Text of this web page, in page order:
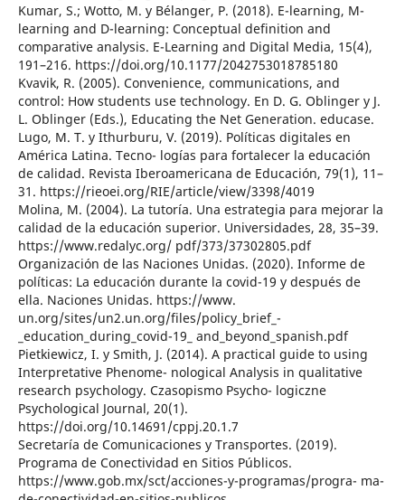
Kumar, S.; Wotto, M. y Bélanger, P. (2018). E-learning, M-
learning and D-learning: Conceptual definition and
comparative analysis. E-Learning and Digital Media, 15(4),
191–216. https://doi.org/10.1177/2042753018785180
Kvavik, R. (2005). Convenience, communications, and
control: How students use technology. En D. G. Oblinger y J.
L. Oblinger (Eds.), Educating the Net Generation. educase.
Lugo, M. T. y Ithurburu, V. (2019). Políticas digitales en
América Latina. Tecno- logías para fortalecer la educación
de calidad. Revista Iberoamericana de Educación, 79(1), 11–
31. https://rieoei.org/RIE/article/view/3398/4019
Molina, M. (2004). La tutoría. Una estrategia para mejorar la
calidad de la educación superior. Universidades, 28, 35–39.
https://www.redalyc.org/ pdf/373/37302805.pdf
Organización de las Naciones Unidas. (2020). Informe de
políticas: La educación durante la covid-19 y después de
ella. Naciones Unidas. https://www.
un.org/sites/un2.un.org/files/policy_brief_-
_education_during_covid-19_ and_beyond_spanish.pdf
Pietkiewicz, I. y Smith, J. (2014). A practical guide to using
Interpretative Phenome- nological Analysis in qualitative
research psychology. Czasopismo Psycho- logiczne
Psychological Journal, 20(1).
https://doi.org/10.14691/cppj.20.1.7
Secretaría de Comunicaciones y Transportes. (2019).
Programa de Conectividad en Sitios Públicos.
https://www.gob.mx/sct/acciones-y-programas/progra- ma-